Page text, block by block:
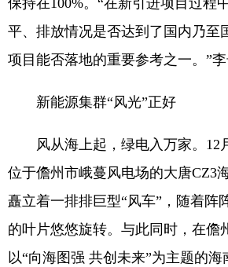
保持在100%。“在新引进项目过程
平、排放情况是否达到了国内乃至
项目能否落地的重要参考之一。”李
新能源集群“风光”正好
风从海上起，绿电入万家。12
位于儋州市峨蔓风电场的大唐CZ3
矗立着一排排巨型“风车”，随着阵
的叶片悠悠旋转。与此同时，在儋
以“向海图强 共创未来”为主题的